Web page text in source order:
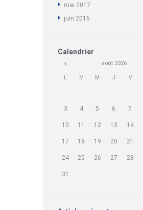
mai 2017
juin 2016
Calendrier
août 2026
L M M J V
3
4 5 6 7
10
11 12 13 14
17
18 19 20 21
24
25 26 27 28
31